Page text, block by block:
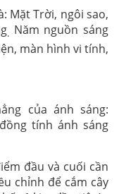
Mặt Trời, ngôi sao,
. Năm nguồn sáng
màn hình vi tính,
của ánh sáng:
tính ánh sáng
đầu và cuối cần
chỉnh để cắm cây